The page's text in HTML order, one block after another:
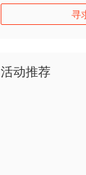
寻
活动推荐